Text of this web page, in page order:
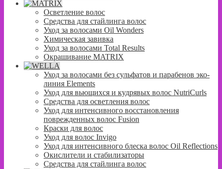
Осветление волос
Средства для стайлинга волос
Уход за волосами Oil Wonders
Химическая завивка
Уход за волосами Total Results
Окрашивание MATRIX
Уход за волосами без сульфатов и парабенов эко-
линия Elements
Уход для вьющихся и кудрявых волос NutriCurls
Средства для осветления волос
Уход для интенсивного восстановления
поврежденных волос Fusion
Краски для волос
Уход для волос Invigo
Уход для интенсивного блеска волос Oil Reflections
Окислители и стабилизаторы
Средства для стайлинга волос